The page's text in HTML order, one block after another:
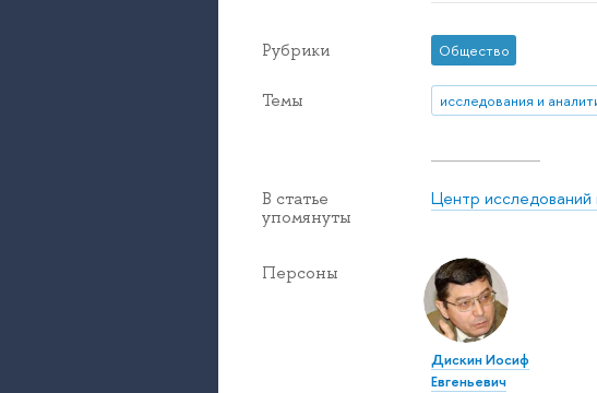
Рубрики Общество
Темы исследования и
В статье
упомянуты
Центр исследований
Персоны
Дискин Иосиф
Евгеньевич